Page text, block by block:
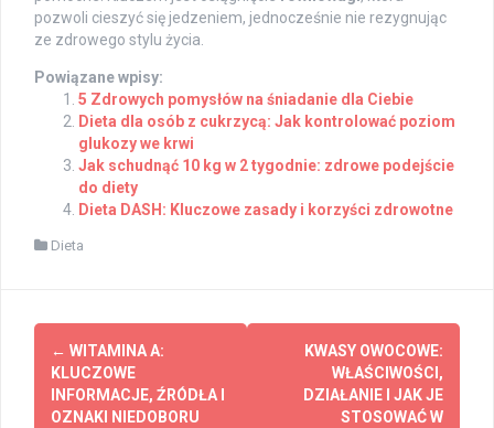
pozwoli cieszyć się jedzeniem, jednocześnie nie rezygnując
ze zdrowego stylu życia.
Powiązane wpisy:
5 Zdrowych pomysłów na śniadanie dla Ciebie
Dieta dla osób z cukrzycą: Jak kontrolować poziom
glukozy we krwi
Jak schudnąć 10 kg w 2 tygodnie: zdrowe podejście
do diety
Dieta DASH: Kluczowe zasady i korzyści zdrowotne
Dieta
Post
navigation
← WITAMINA A:
KLUCZOWE
INFORMACJE, ŹRÓDŁA I
OZNAKI NIEDOBORU
KWASY OWOCOWE:
WŁAŚCIWOŚCI,
DZIAŁANIE I JAK JE
STOSOWAĆ W